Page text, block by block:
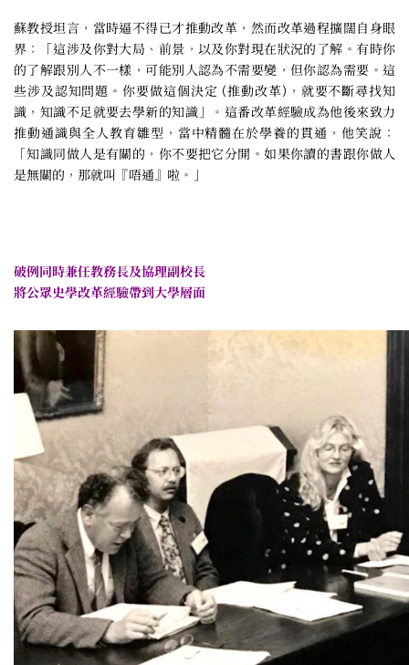
蘇教授坦言，當時逼不得已才推動改革，然而改革過程擴闊自身眼
界：「這涉及你對大局、前景，以及你對現在狀況的了解。有時你
的了解跟別人不一樣，可能別人認為不需要變，但你認為需要。這
些涉及認知問題。你要做這個決定 (推動改革)，就要不斷尋找知
識，知識不足就要去學新的知識」。這番改革經驗成為他後來致力
推動通識與全人教育雛型，當中精髓在於學養的貫通，他笑說：
「知識同做人是有關的，你不要把它分開。如果你讀的書跟你做人
是無關的，那就叫『唔通』啦。」
破例同時兼任教務長及協理副校長
將公眾史學改革經驗帶到大學層面